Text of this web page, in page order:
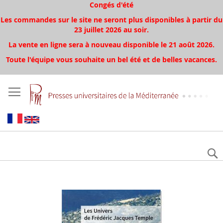
Congés d'été
Les commandes sur le site ne seront plus disponibles à partir du
23 juillet 2026 au soir.
La vente en ligne sera à nouveau disponible le 21 août 2026.
Toute l'équipe vous souhaite un bel été et de belles vacances.